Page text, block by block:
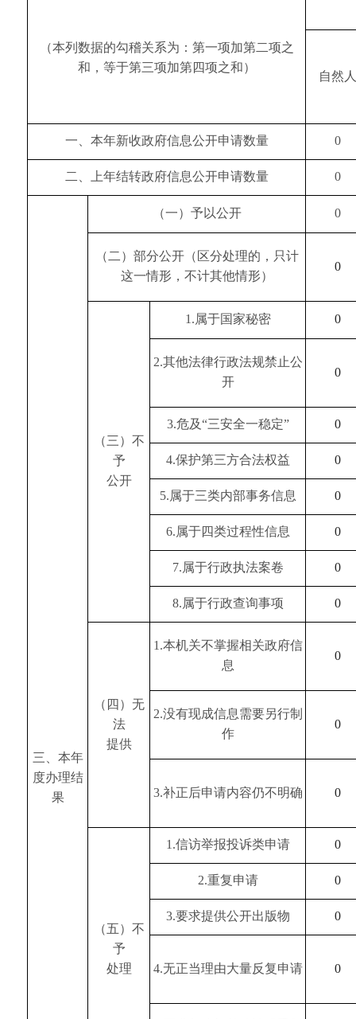
（本列数据的勾稽关系为：第一项加第二项之
和，等于第三项加第四项之和）
自然人
一、本年新收政府信息公开申请数量 0
二、上年结转政府信息公开申请数量 0
三、本年
度办理结
果
（一）予以公开 0
（二）部分公开（区分处理的，只计
这一情形，不计其他情形）
0
（三）不
予
公开
1 .属于国家秘密 0
2.其他法律行政法规禁止公
开
0
3.危及“三安全一稳定” 0
4.保护第三方合法权益 0
5.属于三类内部事务信息 0
6.属于四类过程性信息 0
7.属于行政执法案卷 0
8.属于行政查询事项 0
（四）无
法
提供
1 .本机关不掌握相关政府信
息
0
2.没有现成信息需要另行制
作
0
3.补正后申请内容仍不明确 0
（五）不
予
处理
1 .信访举报投诉类申请 0
2.重复申请 0
3.要求提供公开出版物 0
4.无正当理由大量反复申请 0